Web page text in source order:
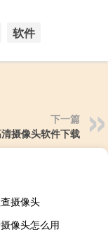
软件
下一篇
摄像头软件下载
摄像头
像头怎么用